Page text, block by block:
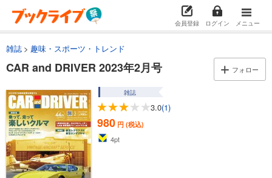
会員登録 ログイン メニュー
雑誌 趣味・スポーツ・トレンド
CAR and DRIVER 2023年2月号 フォロー
雑誌
3.0(1)
980 円 (税込)
4pt